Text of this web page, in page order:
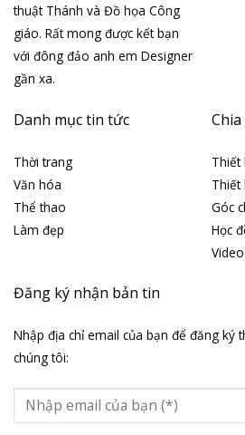
thuật Thánh và Đồ họa Công
giáo. Rất mong được kết bạn
với đông đảo anh em Designer
gần xa.
Danh mục tin tức
Thời trang
Văn hóa
Thể thao
Làm đẹp
Chia
Thiết
Thiết
Góc
Học
Video
Đăng ký nhận bản tin
Nhập địa chỉ email của bạn để đăng ký
chúng tôi: